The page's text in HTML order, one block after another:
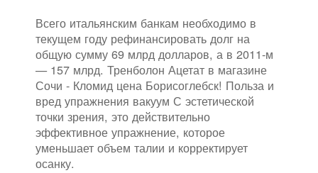
Всего итальянским банкам необходимо в
текущем году рефинансировать долг на
общую сумму 69 млрд долларов, а в 2011-м
— 157 млрд. Тренболон Ацетат в магазине
Сочи - Кломид цена Борисоглебск! Польза и
вред упражнения вакуум С эстетической
точки зрения, это действительно
эффективное упражнение, которое
уменьшает объем талии и корректирует
осанку.